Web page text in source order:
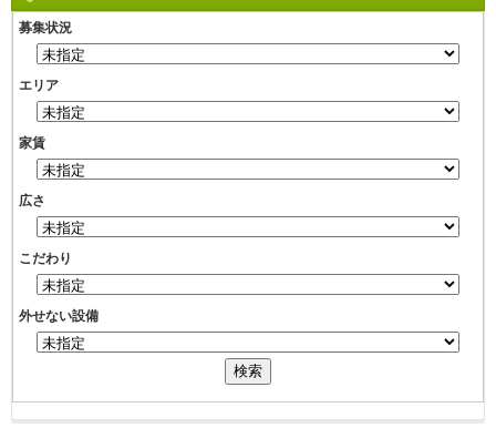
募集状況
エリア
家賃
広さ
こだわり
外せない設備